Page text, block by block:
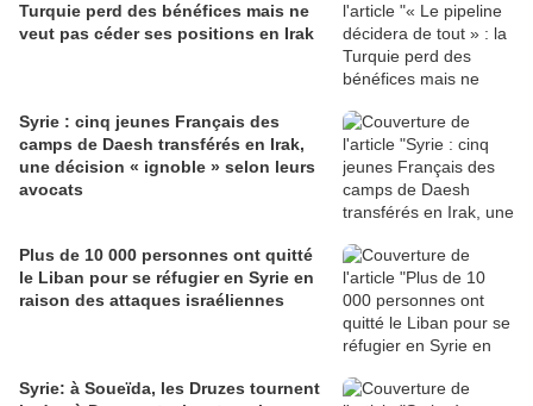
Turquie perd des bénéfices mais ne
veut pas céder ses positions en Irak
Syrie : cinq jeunes Français des
camps de Daesh transférés en Irak,
une décision « ignoble » selon leurs
avocats
Plus de 10 000 personnes ont quitté
le Liban pour se réfugier en Syrie en
raison des attaques israéliennes
Syrie: à Soueïda, les Druzes tournent